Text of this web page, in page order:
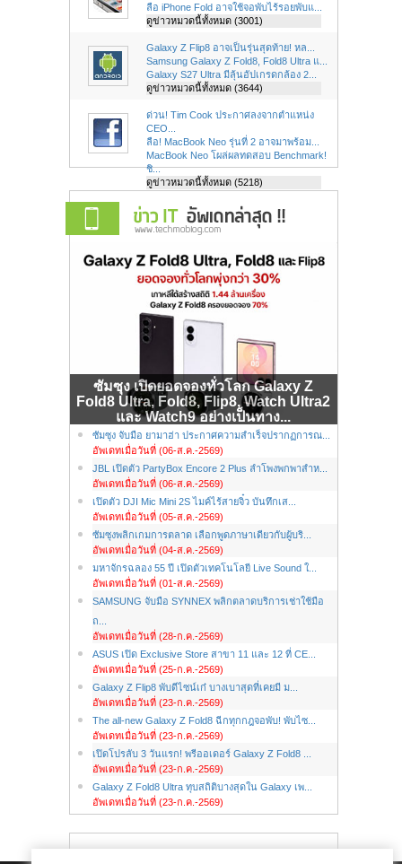
ลือ iPhone Fold อาจใช้จอพับไร้รอยพับแ...
ดูข่าวหมวดนี้ทั้งหมด (3001)
Galaxy Z Flip8 อาจเป็นรุ่นสุดท้าย! หล...
Samsung Galaxy Z Fold8, Fold8 Ultra แ...
Galaxy S27 Ultra มีลุ้นอัปเกรดกล้อง 2...
ดูข่าวหมวดนี้ทั้งหมด (3644)
ด่วน! Tim Cook ประกาศลงจากตำแหน่ง
CEO...
ลือ! MacBook Neo รุ่นที่ 2 อาจมาพร้อม...
MacBook Neo โผล่ผลทดสอบ Benchmark!
ชิ...
ดูข่าวหมวดนี้ทั้งหมด (5218)
ซัมซุง เปิดยอดจองทั่วโลก Galaxy Z
Fold8 Ultra, Fold8, Flip8, Watch Ultra2
และ Watch9 อย่างเป็นทาง...
ซัมซุง จับมือ ยามาฮ่า ประกาศความสำเร็จปรากฏการณ...
อัพเดทเมื่อวันที่ (06-ส.ค.-2569)
JBL เปิดตัว PartyBox Encore 2 Plus ลำโพงพกพาสำห...
อัพเดทเมื่อวันที่ (06-ส.ค.-2569)
เปิดตัว DJI Mic Mini 2S ไมค์ไร้สายจิ๋ว บันทึกเส...
อัพเดทเมื่อวันที่ (05-ส.ค.-2569)
ซัมซุงพลิกเกมการตลาด เลือกพูดภาษาเดียวกับผู้บริ...
อัพเดทเมื่อวันที่ (04-ส.ค.-2569)
มหาจักรฉลอง 55 ปี เปิดตัวเทคโนโลยี Live Sound ใ...
อัพเดทเมื่อวันที่ (01-ส.ค.-2569)
SAMSUNG จับมือ SYNNEX พลิกตลาดบริการเช่าใช้มือ
ถ...
อัพเดทเมื่อวันที่ (28-ก.ค.-2569)
ASUS เปิด Exclusive Store สาขา 11 และ 12 ที่ CE...
อัพเดทเมื่อวันที่ (25-ก.ค.-2569)
Galaxy Z Flip8 พับดีไซน์เก๋ บางเบาสุดที่เคยมี ม...
อัพเดทเมื่อวันที่ (23-ก.ค.-2569)
The all-new Galaxy Z Fold8 ฉีกทุกกฎจอพับ! พับไซ...
อัพเดทเมื่อวันที่ (23-ก.ค.-2569)
เปิดโปรลับ 3 วันแรก! พรีออเดอร์ Galaxy Z Fold8 ...
อัพเดทเมื่อวันที่ (23-ก.ค.-2569)
Galaxy Z Fold8 Ultra ทุบสถิติบางสุดใน Galaxy เพ...
อัพเดทเมื่อวันที่ (23-ก.ค.-2569)